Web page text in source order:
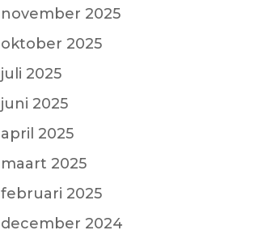
november 2025
oktober 2025
juli 2025
juni 2025
april 2025
maart 2025
februari 2025
december 2024